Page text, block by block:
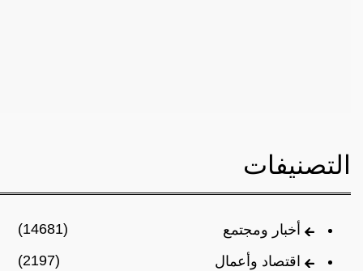
التصنيفات
أخبار ومجتمع
(14681)
اقتصاد وأعمال
(2197)